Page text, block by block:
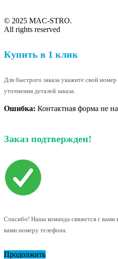
© 2025 MAC-STRO.
All rights reserved
Купить в 1 клик
Для быстрого заказа укажите свой
уточнения деталей заказа.
Ошибка: Контактная форма не
Заказ подтвержден!
Спасибо! Наша команда свяжется с
вами номеру телефона.
Продолжить